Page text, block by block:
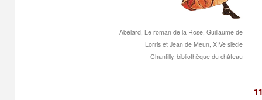
Abélard, Le roman de la Rose, Guillaume de
Lorris et Jean de Meun, XIVe siècle
Chantilly, bibliothèque du château